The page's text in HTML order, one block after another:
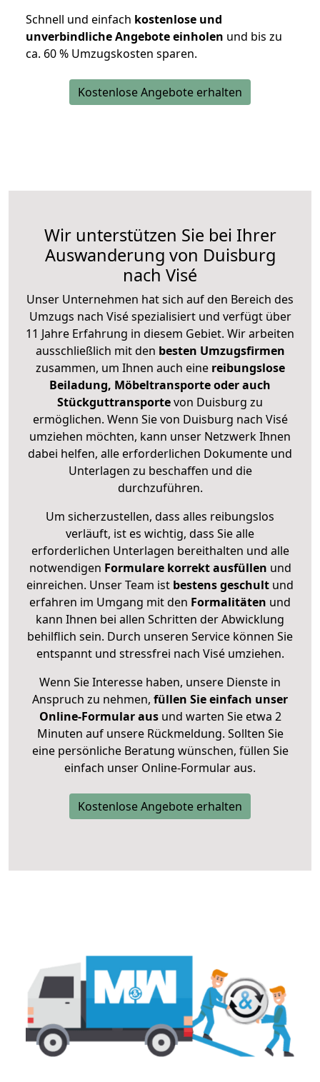
Schnell und einfach kostenlose und
unverbindliche Angebote einholen und bis zu
ca. 60 % Umzugskosten sparen.
Kostenlose Angebote erhalten
Wir unterstützen Sie bei Ihrer
Auswanderung von Duisburg
nach Visé
Unser Unternehmen hat sich auf den Bereich des
Umzugs nach Visé spezialisiert und verfügt über
11 Jahre Erfahrung in diesem Gebiet. Wir arbeiten
ausschließlich mit den besten Umzugsfirmen
zusammen, um Ihnen auch eine reibungslose
Beiladung, Möbeltransporte oder auch
Stückguttransportevon Duisburg zu
ermöglichen. Wenn Sie von Duisburg nach Visé
umziehen möchten, kann unser Netzwerk Ihnen
dabei helfen, alle erforderlichen Dokumente und
Unterlagen zu beschaffen und die
durchzuführen.
Um sicherzustellen, dass alles reibungslos
verläuft, ist es wichtig, dass Sie alle
erforderlichen Unterlagen bereithalten und alle
notwendigen Formulare korrekt ausfüllen und
einreichen. Unser Team ist bestens geschult und
erfahren im Umgang mit den Formalitäten und
kann Ihnen bei allen Schritten der Abwicklung
behilflich sein. Durch unseren Service können Sie
entspannt und stressfrei nach Visé umziehen.
Wenn Sie Interesse haben, unsere Dienste in
Anspruch zu nehmen, füllen Sie einfach unser
Online-Formular ausund warten Sie etwa 2
Minuten auf unsere Rückmeldung. Sollten Sie
eine persönliche Beratung wünschen, füllen Sie
einfach unser Online-Formular aus.
Kostenlose Angebote erhalten